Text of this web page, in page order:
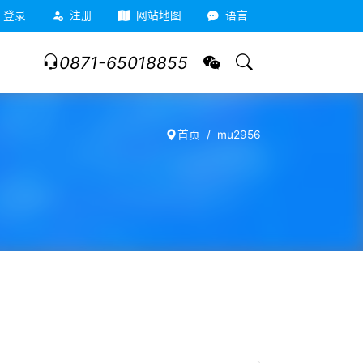
登录 注册 网站地图 语言
0871-65018855
首页 mu2956